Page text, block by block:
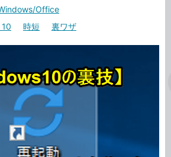
Office
時短 裏ワザ